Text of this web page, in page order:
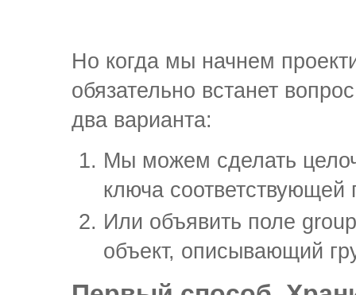
Но когда мы начнем
обязательно встанет
два варианта:
Мы можем сделать
ключа соответствующей
Или объявить поле
объект, описывающий